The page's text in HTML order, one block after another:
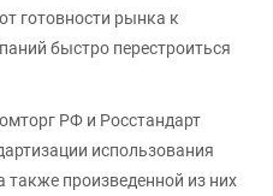
готовности рынка к
быстро перестроиться
РФ и Росстандарт
использования
также произведенной из них